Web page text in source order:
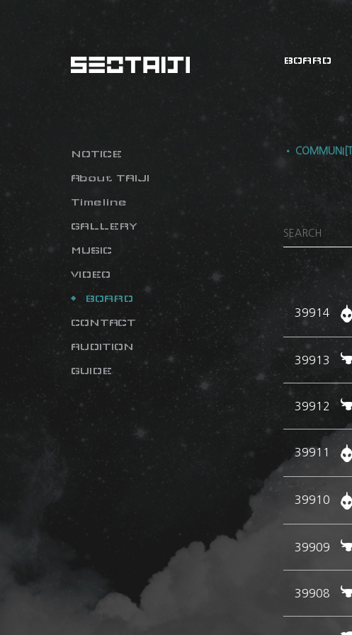
NOTICE
About TAIJI
Timeline
GALLERY
MUSIC
VIDEO
BOARD
CONTACT
AUDITION
GUIDE
BOARD
• COMMUNI[T]
39914
39913
39912
39911
39910
39909
39908